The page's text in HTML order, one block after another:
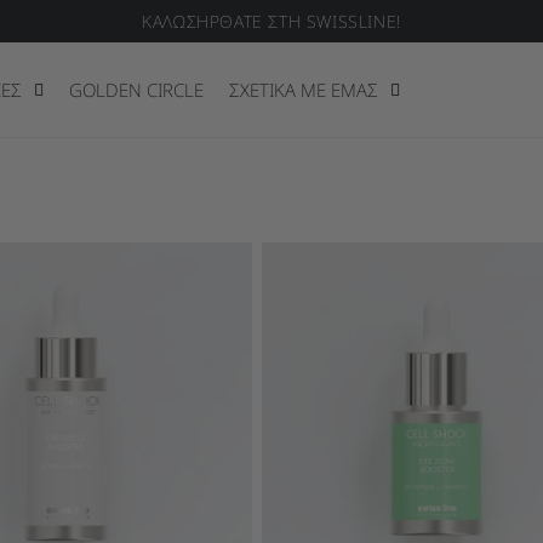
ΚΑΛΩΣΗΡΘΑΤΕ ΣΤΗ SWISSLINE!
GOLDEN CIRCLE ΣΧΕΤΙΚΑ ΜΕ ΕΜΑΣ